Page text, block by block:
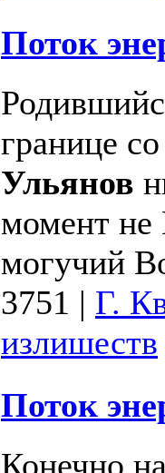
Поток
границе
Ульянов
момент не
могучий
3751 | Г.
излишеств
Поток
Конечно